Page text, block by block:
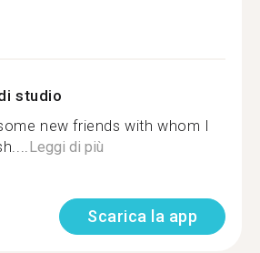
studio
new friends with whom I
Leggi di più
Scarica la app